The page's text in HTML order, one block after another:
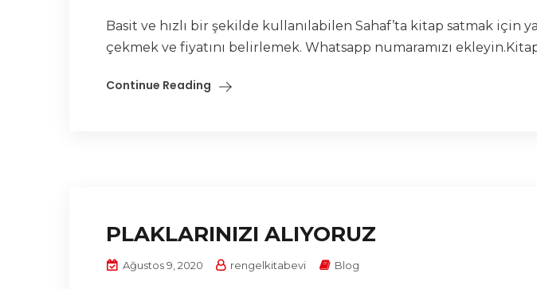
Basit ve hızlı bir şekilde kullanılabilen Sahaf’ta kitap satmak için
çekmek ve fiyatını belirlemek. Whatsapp numaramızı
Continue Reading
PLAKLARINIZI ALIYORUZ
Ağustos 9, 2020 rengelkitabevi Blog